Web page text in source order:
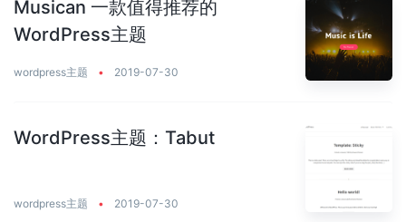
Musican 一款值得推荐的
WordPress主题
wordpress主题 • 2019-07-30
WordPress主题：Tabut
wordpress主题 • 2019-07-30